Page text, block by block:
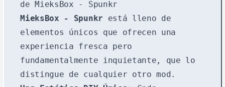
de MieksBox - Spunkr
MieksBox - Spunkr está lleno de
elementos únicos que ofrecen una
experiencia fresca pero
fundamentalmente inquietante, que lo
distingue de cualquier otro mod.